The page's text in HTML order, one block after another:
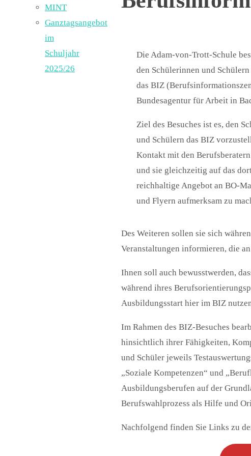
Die Adam-von-Trott-Schule
den Schülerinnen und
das BIZ
Bundesagentur für Arbeit in
Ziel des Besuches ist es, den
und Schülern das BIZ
Kontakt mit den
und sie gleichzeitig auf das
reichhaltige Angebot an BO-
und Flyern aufmerksam zu
Des Weiteren sollen sie sich
Veranstaltungen informieren, die
Ihnen soll auch bewusstwerden,
während ihres
Ausbildungsstart hier im BIZ
Im Rahmen des BIZ-Besuches
hinsichtlich ihrer Fähigkeiten,
und Schüler jeweils
„Soziale Kompetenzen“ und
Ausbildungsberufen auf der
Berufswahlprozess als Hilfe und
Nachfolgend finden Sie Links zu
MINT
Ganztagsangebot
im
Schuljahr
2025/26